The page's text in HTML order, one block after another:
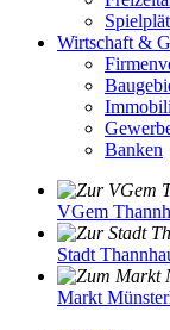
Wirtschaft &
Banken
VGem
Stadt
Markt